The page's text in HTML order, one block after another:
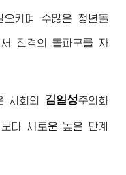
키며 수많은 청년돌
진격의 돌파구를 자
사회의 김일성주의화
다 새로운 높은 단계